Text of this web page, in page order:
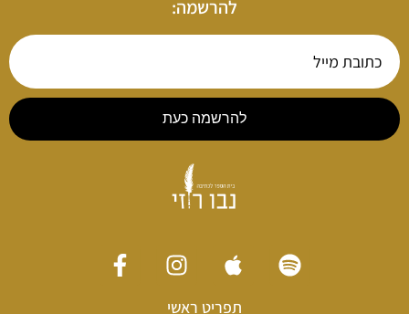
להרשמה:
להרשמה כעת
תפריט ראשי